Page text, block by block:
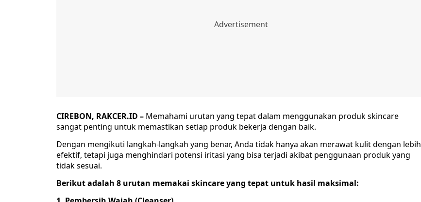
CIREBON, RAKCER.ID – Memahami urutan yang tepat dalam menggunakan produk skincare
sangat penting untuk memastikan setiap produk bekerja dengan baik.
Dengan mengikuti langkah-langkah yang benar, Anda tidak hanya akan merawat kulit dengan lebih
efektif, tetapi juga menghindari potensi iritasi yang bisa terjadi akibat penggunaan produk yang
tidak sesuai.
Berikut adalah 8 urutan memakai skincare yang tepat untuk hasil maksimal: